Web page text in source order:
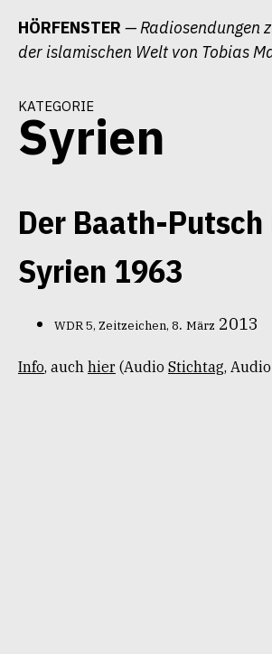
Inhalt
springen
HÖRFENSTER — Radiosendungen
der islamischen Welt von Tobias
kategorie
Syrien
Der Baath-Putsch
Syrien 1963
WDR 5, Zeitzeichen, 8. März 2013
Info, auch hier (Audio Stichtag, Audio